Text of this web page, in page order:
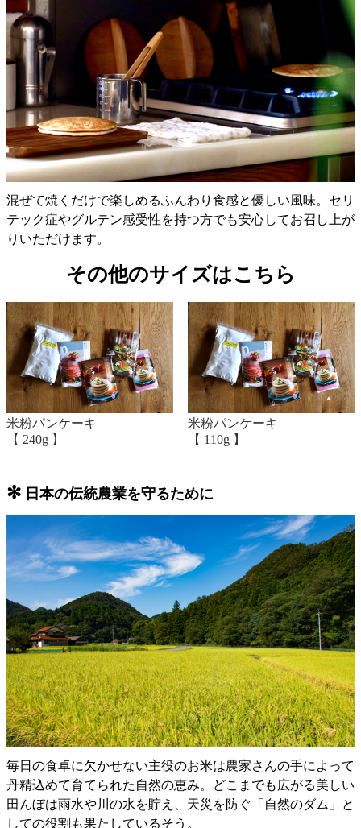
混ぜて焼くだけで楽しめるふんわり食感と優しい風味。セリ
テック症やグルテン感受性を持つ方でも安心してお召し上が
りいただけます。
その他のサイズはこちら
米粉パンケーキ
【 240g 】
米粉パンケーキ
【 110g 】
✻ 日本の伝統農業を守るために
毎日の食卓に欠かせない主役のお米は農家さんの手によって
丹精込めて育てられた自然の恵み。どこまでも広がる美しい
田んぼは雨水や川の水を貯え、天災を防ぐ「自然のダム」と
しての役割も果たしているそう。